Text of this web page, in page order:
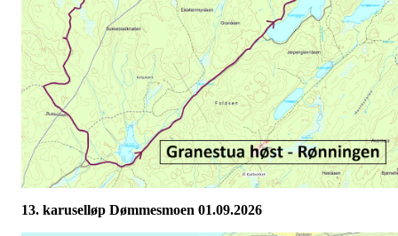
13. karuselløp Dømmesmoen 01.09.2026